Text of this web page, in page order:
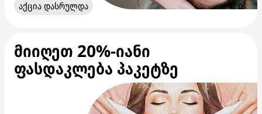
აქცია დასრულდა
მიიღეთ 20%-იანი
ფასდაკლება პაკეტზე